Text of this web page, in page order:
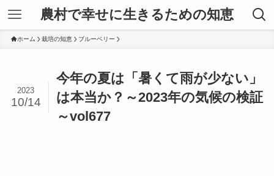
農村で幸せに生きるための知恵
ホーム 栽培の知恵 ブルーベリー
今年の夏は「暑くて雨が少ない」
は本当か？～2023年の気候の検証
～vol677
2023
10/14